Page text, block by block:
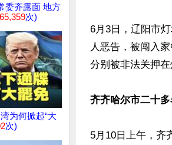
委齐露面 地方
65,359次)
为何掀起“大
次)
6月3日，辽阳市
人恶告，被闯入
分别被非法关押在
齐齐哈尔市二十
5月10日上午，齐